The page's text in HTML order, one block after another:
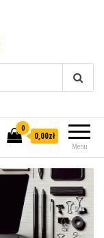
Menu
0
0,00zł